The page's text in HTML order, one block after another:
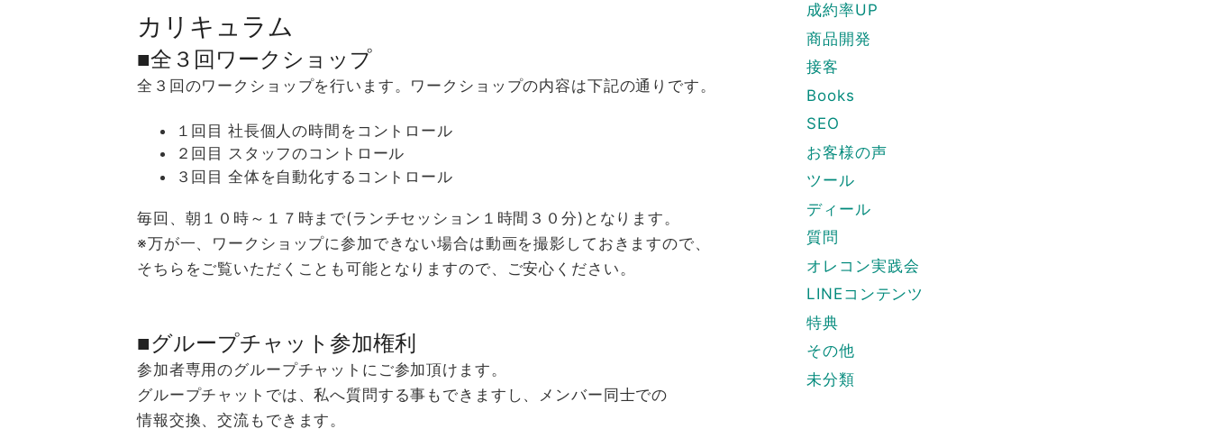
カリキュラム
■全３回ワークショップ
全３回のワークショップを行います。ワークショップの内容は下記の通りです。
１回目 社長個人の時間をコントロール
２回目 スタッフのコントロール
３回目 全体を自動化するコントロール
毎回、朝１０時～１７時まで(ランチセッション１時間３０分)となります。
※万が一、ワークショップに参加できない場合は動画を撮影しておきますので、
そちらをご覧いただくことも可能となりますので、ご安心ください。
■グループチャット参加権利
参加者専用のグループチャットにご参加頂けます。
グループチャットでは、私へ質問する事もできますし、メンバー同士での
情報交換、交流もできます。
成約率UP
商品開発
接客
Books
SEO
お客様の声
ツール
ディール
質問
オレコン実践会
LINEコンテンツ
特典
その他
未分類